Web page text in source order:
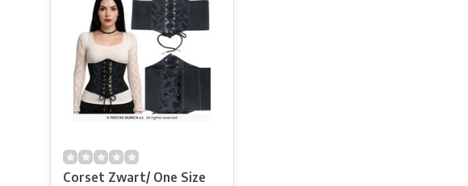
Corset Zwart/ One Size